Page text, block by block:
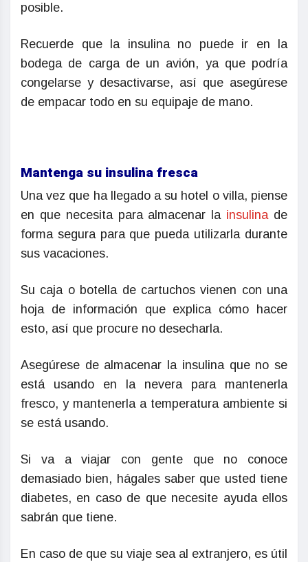
posible.
Recuerde que la insulina no puede ir en la
bodega de carga de un avión, ya que podría
congelarse y desactivarse, así que asegúrese
de empacar todo en su equipaje de mano.
Mantenga su insulina fresca
Una vez que ha llegado a su hotel o villa, piense
en que necesita para almacenar la insulinade
forma segura para que pueda utilizarla durante
sus vacaciones.
Su caja o botella de cartuchos vienen con una
hoja de información que explica cómo hacer
esto, así que procure no desecharla.
Asegúrese de almacenar la insulina que no se
está usando en la nevera para mantenerla
fresco, y mantenerla a temperatura ambiente si
se está usando.
Si va a viajar con gente que no conoce
demasiado bien, hágales saber que usted tiene
diabetes, en caso de que necesite ayuda ellos
sabrán que tiene.
En caso de que su viaje sea al extranjero, es útil